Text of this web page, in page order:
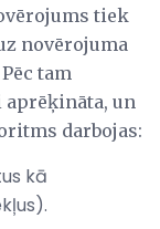
tiek
novērojuma
tam
un
darbojas:
kā